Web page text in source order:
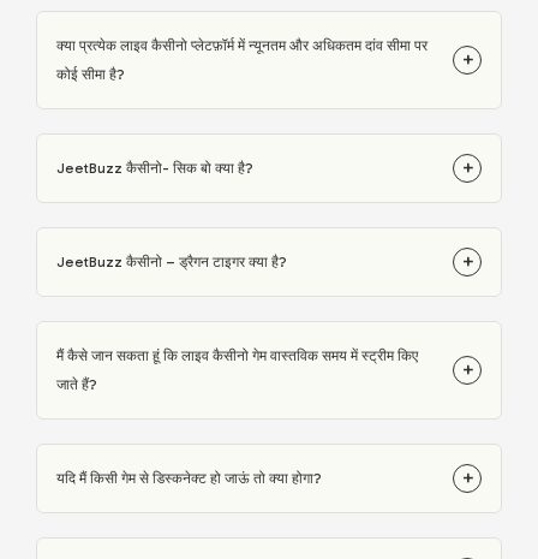
क्या प्रत्येक लाइव कैसीनो प्लेटफ़ॉर्म में न्यूनतम और अधिकतम दांव सीमा पर
कोई सीमा है?
+
JeetBuzz कैसीनो- सिक बो क्या है? +
JeetBuzz कैसीनो – ड्रैगन टाइगर क्या है? +
मैं कैसे जान सकता हूं कि लाइव कैसीनो गेम वास्तविक समय में स्ट्रीम किए
जाते हैं?
+
यदि मैं किसी गेम से डिस्कनेक्ट हो जाऊं तो क्या होगा? +